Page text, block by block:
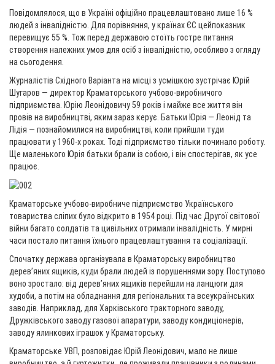
Повідомлялося, що в Україні офіційно працевлаштовано лише 16 %
людей з інвалідністю. Для порівняння, у країнах ЄС цейпоказник
перевищує 55 %. Тож перед державою стоїть гостре питання
створення належних умов для осіб з інвалідністю, особливо з огляду
на сьогодення.
Журналістів Східного Варіанта на місці з усмішкою зустрічає Юрій
Шугаров — директор Краматорського учбово-виробничого
підприємства. Юрію Леонідовичу 59 років і майже все життя він
провів на виробництві, яким зараз керує. Батьки Юрія — Леонід та
Лідія — познайомилися на виробництві, коли прийшли туди
працювати у 1960-х роках. Тоді підприємство тільки починало роботу.
Ще маленького Юрія батьки брали із собою, і він спостерігав, як усе
працює.
Краматорське учбово-виробниче підприємство Українського
товариства сліпих було відкрито в 1954 році. Під час Другої світової
війни багато солдатів та цивільних отримали інвалідність. У мирні
часи постало питання їхнього працевлаштування та соціалізації.
Спочатку держава організувала в Краматорську виробництво
дерев’яних ящиків, куди брали людей із порушеннями зору. Поступово
воно зростало: від деревʼяних ящиків перейшли на ланцюги для
худоби, а потім на обладнання для регіональних та всеукраїнських
заводів. Наприклад, для Харківського тракторного заводу,
Дружківського заводу газової апаратури, заводу кондиціонерів,
заводу ялинкових іграшок у Краматорську.
Краматорське УВП, розповідає Юрій Леонідович, мало не лише